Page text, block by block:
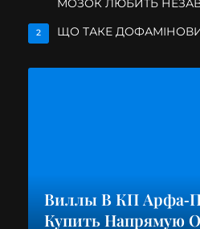
МОЗОК ЛЮБИТЬ
2 ЩО ТАКЕ
Виллы В КП Арфа-
Купить Напрямую